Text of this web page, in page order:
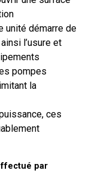
unité démarre de
l’usure et
pompes
la
ces
par